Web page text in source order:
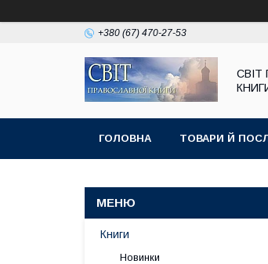
+380 (67) 470-27-53
СВІТ
ГОЛОВНА ТОВАРИ Й
Книги
Новинки